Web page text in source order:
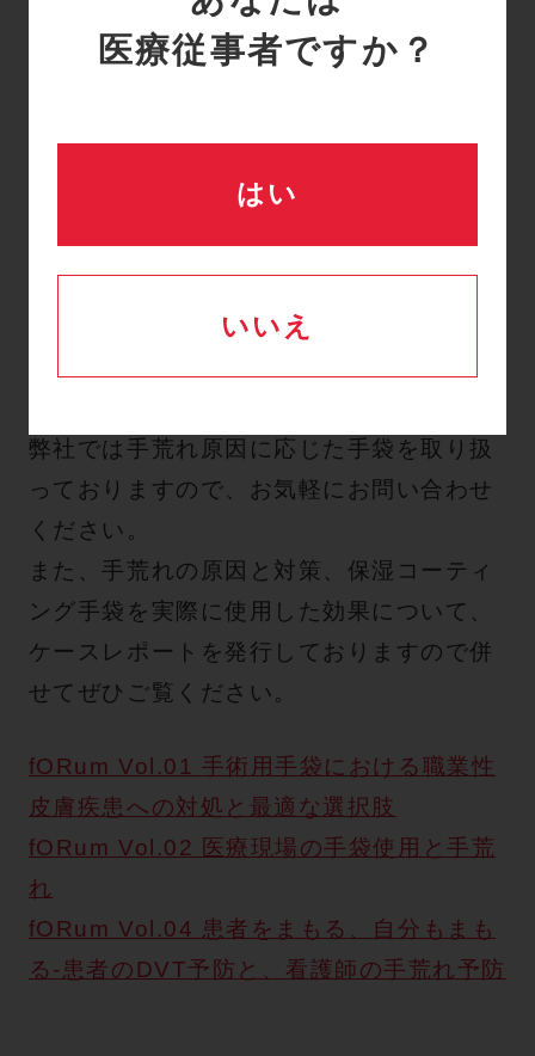
医療従事者ですか？
はい
いいえ
□ 痒みのある発赤
曝露から数分後に誘発、手袋を脱着する
⇒ ポリイソプレン製手袋
す。（ポリイソプレン製手袋について）
弊社では手荒れ原因に応じた手袋を取り扱
っておりますので、お気軽にお問い合わせ
ください。
また、手荒れの原因と対策、保湿コーティ
ング手袋を実際に使用した効果について、
ケースレポートを発行しておりますので併
せてぜひご覧ください。
fORum Vol.01 手術用手袋における職業性
皮膚疾患への対処と最適な選択肢
fORum Vol.02 医療現場の手袋使用と手荒
れ
fORum Vol.04 患者をまもる、自分もまも
る-患者のDVT予防と、看護師の手荒れ予防